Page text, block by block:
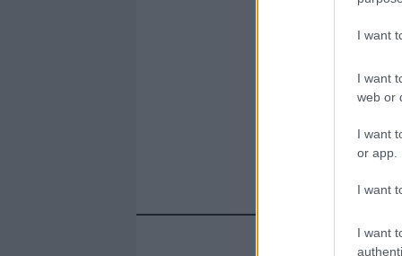
I want
I want
web or
I want
or app.
I want
I want